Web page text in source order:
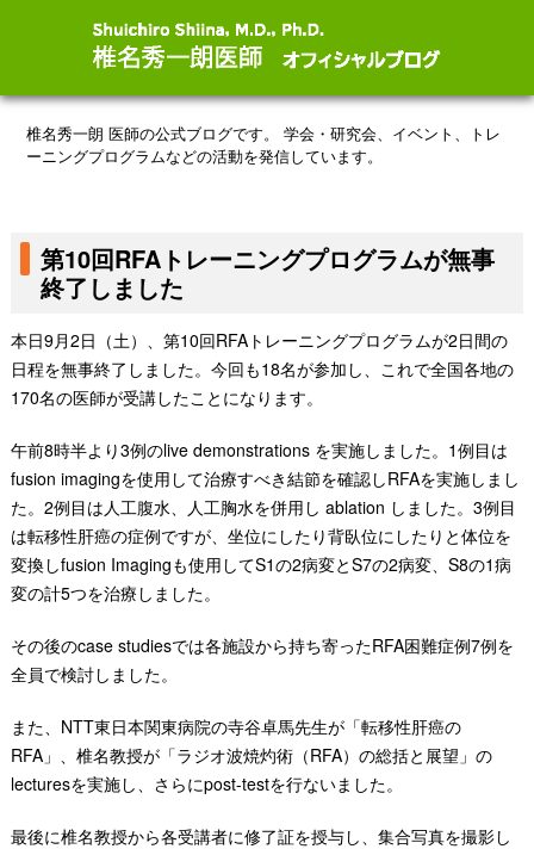
椎名秀一朗 医師の公式ブログです。
学会・研究会、イベント、トレ
ーニングプログラムなどの活動を発信しています。
第10回RFAトレーニングプログラムが無事
終了しました
本日9月2日（土）、第10回RFAトレーニン​グプログラムが2日間の
日程を無事終了しました。今回も18名が参加し、これで全国各地の
170名の医師が受講したことになります。
午前8時半より3例のlive demonstrations を実施しました。1例目は
fusion imagingを使用して治療すべき結節を確認しRFAを実施しまし
た。2例目は人工腹水、人工胸水を併用し ablation しました。3例目
は転移性肝癌の症例ですが、坐位にしたり背臥位にしたりと体位を
変換しfusion Imagingも使用してS1の2病変とS7の2病変、S8の1病
変の計5つを治療しました。
その後のcase studiesでは各施設から持ち寄ったRFA困難症例7例を
全員で検討しました。
また、NTT東日本関東病院の寺谷卓馬先生が「転移性肝癌の
RFA」、椎名教授が「ラジオ波焼灼術（RFA）の総括と展望」の
lecturesを実施し、さらにpost-testを行ないました。
最後に椎名教授から各受講者に修了証を授与し、集合写真を撮影し